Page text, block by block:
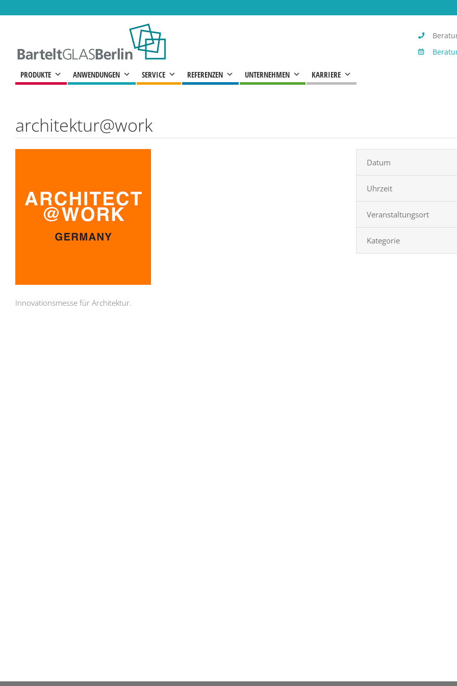
PRODUKTE ANWENDUNGEN SERVICE REFERENZEN UNTERNEHMEN KARRIERE
architektur@work
Innovationsmesse für Architektur.
Datum
Uhrzeit
Veranstaltungsort
Kategorie